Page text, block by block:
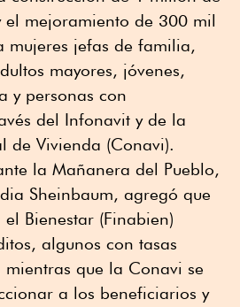
el mejoramiento de 300 mil
mujeres jefas de familia,
mayores, jóvenes,
y personas con
del Infonavit y de la
de Vivienda (Conavi).
la Mañanera del Pueblo,
Sheinbaum, agregó que
Bienestar (Finabien)
algunos con tasas
mientras que la Conavi se
a los beneficiarios y